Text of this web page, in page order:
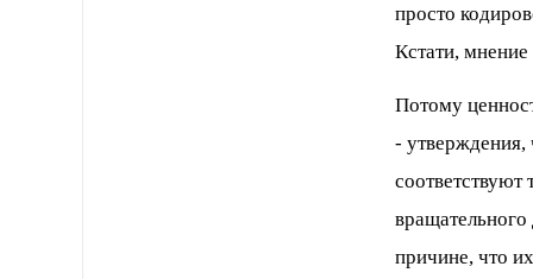
просто
Кстати,
Потому
- утверждения,
соответствуют
причине, что